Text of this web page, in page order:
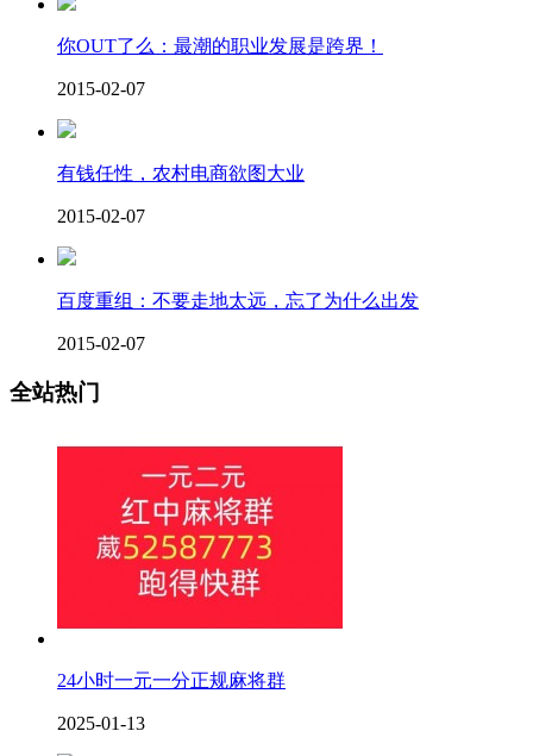
你OUT了么：最潮的职业发展是跨界！
2015-02-07
有钱任性，农村电商欲图大业
2015-02-07
百度重组：不要走地太远，忘了为什么出发
2015-02-07
全站热门
24小时一元一分正规麻将群
2025-01-13